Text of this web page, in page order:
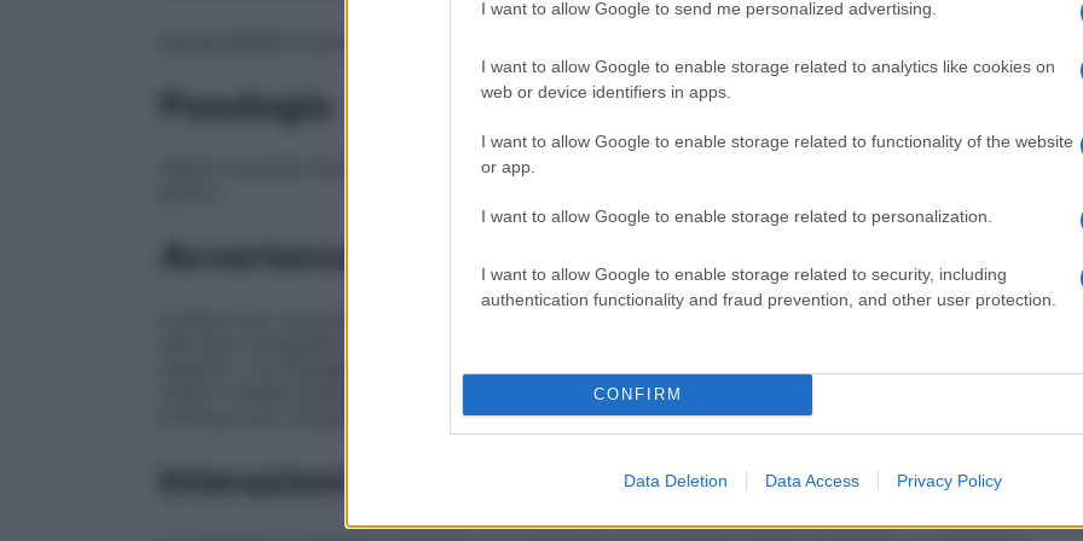
I want to allow Google to send me personalized advertising.
I want to allow Google to enable storage related to analytics like cookies on
web or device identifiers in apps.
I want to allow Google to enable storage related to functionality of the website
or app.
I want to allow Google to enable storage related to personalization.
I want to allow Google to enable storage related to security, including
authentication functionality and fraud prevention, and other user protection.
CONFIRM
Data Deletion Data Access Privacy Policy
Posologia
Somministrare 1–2 gocce in ogni narice o nel condotto auricolare 2–3 volte al
Avvertenze
ingerito o se impiegato per un lungo periodo a dosi eccessive, può determinare fenomeni
tossici (vedere paragrafo 4.9). Informazioni importanti su alcuni eccipienti: La presenza di
bronopol può causare reazioni cutanee locali (es. dermatiti da contatto)
Interazioni